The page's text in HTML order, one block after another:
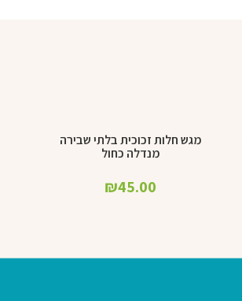
הוספה לסל
מגש חלות זכוכית בלתי שבירה
מנדלה כחול
₪45.00